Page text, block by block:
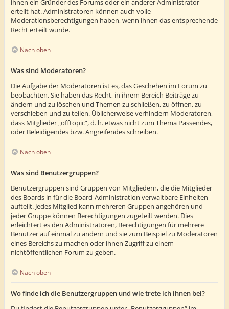
ihnen ein Gründer des Forums oder ein anderer Administrator
erteilt hat. Administratoren können auch volle
Moderationsberechtigungen haben, wenn ihnen das entsprechende
Recht erteilt wurde.
Nach oben
Was sind Moderatoren?
Die Aufgabe der Moderatoren ist es, das Geschehen im Forum zu
beobachten. Sie haben das Recht, in ihrem Bereich Beiträge zu
ändern und zu löschen und Themen zu schließen, zu öffnen, zu
verschieben und zu teilen. Üblicherweise verhindern Moderatoren,
dass Mitglieder „offtopic“, d. h. etwas nicht zum Thema Passendes,
oder Beleidigendes bzw. Angreifendes schreiben.
Nach oben
Was sind Benutzergruppen?
Benutzergruppen sind Gruppen von Mitgliedern, die die Mitglieder
des Boards in für die Board-Administration verwaltbare Einheiten
aufteilt. Jedes Mitglied kann mehreren Gruppen angehören und
jeder Gruppe können Berechtigungen zugeteilt werden. Dies
erleichtert es den Administratoren, Berechtigungen für mehrere
Benutzer auf einmal zu ändern und sie zum Beispiel zu Moderatoren
eines Bereichs zu machen oder ihnen Zugriff zu einem
nichtöffentlichen Forum zu geben.
Nach oben
Wo finde ich die Benutzergruppen und wie trete ich ihnen bei?